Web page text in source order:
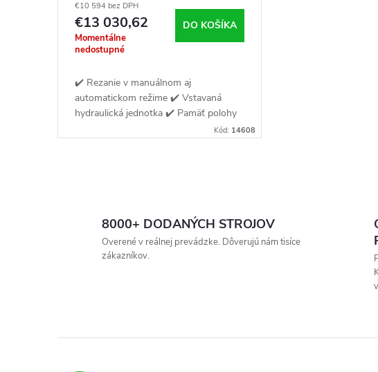
€10 594 bez DPH
€13 030,62
Momentálne
nedostupné
DO KOŠÍKA
✔️ Rezanie v manuálnom aj
automatickom režime ✔️ Vstavaná
hydraulická jednotka ✔️ Pamäť polohy
Kód: 14608
8000+ DODANÝCH STROJOV
Overené v reálnej prevádzke. Dôverujú nám tisíce
zákazníkov.